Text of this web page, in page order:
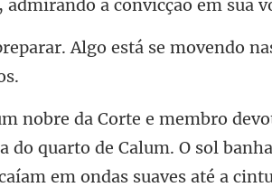
admirando a co
Algo está se movendo
em ondas suaves até a